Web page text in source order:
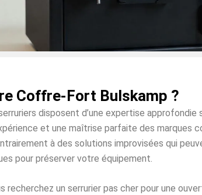
Coffre-Fort Bulskamp ?
disposent d’une expertise approfondie
et une maîtrise parfaite des marques
à des solutions improvisées qui
pour préserver votre équipement.
un serrurier pas cher pour une